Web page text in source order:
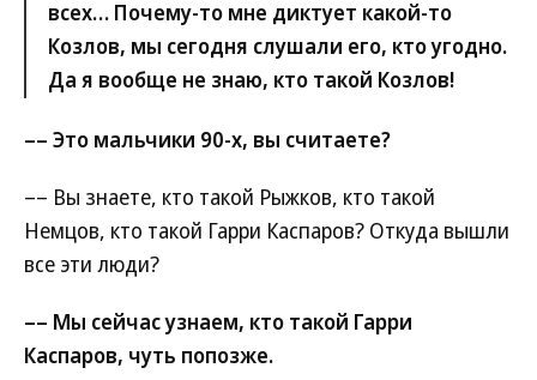
всех… Почему-то мне диктует какой-то
Козлов, мы сегодня слушали его, кто угодно.
Да я вообще не знаю, кто такой Козлов!
–– Это мальчики 90-х, вы считаете?
–– Вы знаете, кто такой Рыжков, кто такой
Немцов, кто такой Гарри Каспаров? Откуда вышли
все эти люди?
–– Мы сейчас узнаем, кто такой Гарри
Каспаров, чуть попозже.